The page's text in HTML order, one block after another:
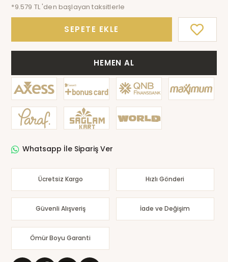
*9.579 TL 'den başlayan taksitlerle
SEPETE EKLE
HEMEN AL
Whatsapp İle Sipariş Ver
Ücretsiz Kargo Hızlı Gönderi
Güvenli Alışveriş İade ve Değişim
Ömür Boyu Garanti